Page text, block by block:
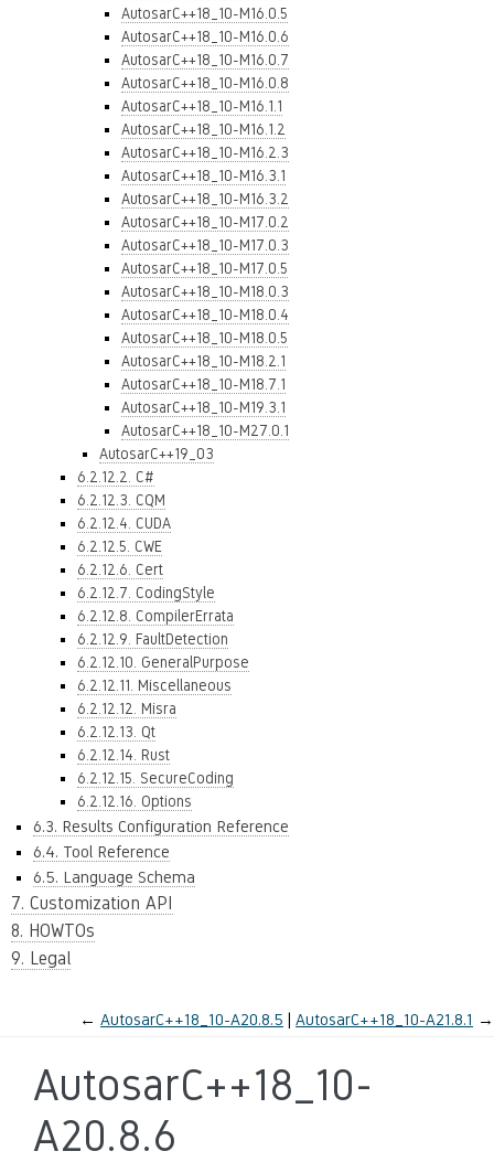
AutosarC++18_10-M16.0.5
AutosarC++18_10-M16.0.6
AutosarC++18_10-M16.0.7
AutosarC++18_10-M16.0.8
AutosarC++18_10-M16.1.1
AutosarC++18_10-M16.1.2
AutosarC++18_10-M16.2.3
AutosarC++18_10-M16.3.1
AutosarC++18_10-M16.3.2
AutosarC++18_10-M17.0.2
AutosarC++18_10-M17.0.3
AutosarC++18_10-M17.0.5
AutosarC++18_10-M18.0.3
AutosarC++18_10-M18.0.4
AutosarC++18_10-M18.0.5
AutosarC++18_10-M18.2.1
AutosarC++18_10-M18.7.1
AutosarC++18_10-M19.3.1
AutosarC++18_10-M27.0.1
AutosarC++19_03
6.2.12.2. C#
6.2.12.3. CQM
6.2.12.4. CUDA
6.2.12.5. CWE
6.2.12.6. Cert
6.2.12.7. CodingStyle
6.2.12.8. CompilerErrata
6.2.12.9. FaultDetection
6.2.12.10. GeneralPurpose
6.2.12.11. Miscellaneous
6.2.12.12. Misra
6.2.12.13. Qt
6.2.12.14. Rust
6.2.12.15. SecureCoding
6.2.12.16. Options
6.3. Results Configuration Reference
6.4. Tool Reference
6.5. Language Schema
7. Customization API
8. HOWTOs
9. Legal
← AutosarC++18_10-A20.8.5 AutosarC++18_10-A21.8.1 →
AutosarC++18_10-
A20.8.6